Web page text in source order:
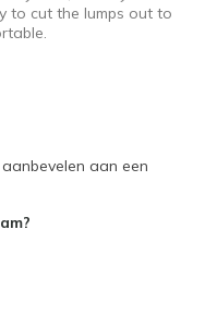
to cut the lumps out to
aan een